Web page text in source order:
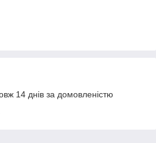
14 днів за домовленістю